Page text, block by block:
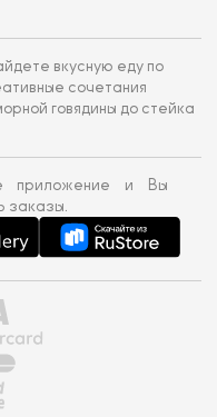
вкусную еду по
сочетания
говядины до стейка
приложение и Вы
заказы.